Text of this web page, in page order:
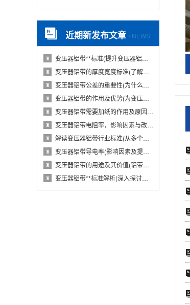
近期新发布文章 / NEWS
♜ 变压器铝带**标准(提升变压器铝带质量的国···
♜ 变压器铝带的厚度宽度标准(了解变压器铝带的···
♜ 变压器铝带公差的重要性(为什么变压器铝带公···
♜ 变压器铝带的作用及优势(为变压器提供导电性···
♜ 变压器铝带需要加纸的作用及原因(从电气性能···
♜ 变压器铝带电阻率，影响因素与改进措施(分析···
♜ 解读变压器铝带行业标准(从多个维度探究变压···
♜ 变压器铝带导电率(影响因素及提高方法)
♜ 变压器铝带的用途及其价值(铝带在变压器中的···
♜ 变压器铝带**标准解析(深入探讨变压器铝带···